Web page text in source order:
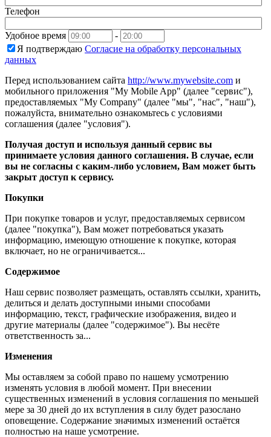
Телефон
Удобное время
-
Я подтверждаю Согласие на обработку персональных
данных
Перед использованием сайта http://www.mywebsite.com и
мобильного приложения "My Mobile App" (далее "сервис"),
предоставляемых "My Company" (далее "мы", "нас", "наш"),
пожалуйста, внимательно ознакомьтесь с условиями
соглашения (далее "условия").
Получая доступ и используя данный сервис вы
принимаете условия данного соглашения. В случае, если
вы не согласны с каким-либо условием, Вам может быть
закрыт доступ к сервису.
Покупки
При покупке товаров и услуг, предоставляемых сервисом
(далее "покупка"), Вам может потребоваться указать
информацию, имеющую отношение к покупке, которая
включает, но не ограничивается...
Содержимое
Наш сервис позволяет размещать, оставлять ссылки, хранить,
делиться и делать доступными иными способами
информацию, текст, графические изображения, видео и
другие материалы (далее "содержимое"). Вы несёте
ответственность за...
Изменения
Мы оставляем за собой право по нашему усмотрению
изменять условия в любой момент. При внесении
существенных изменений в условия соглашения по меньшей
мере за 30 дней до их вступления в силу будет разослано
оповещение. Содержание значимых изменений остаётся
полностью на наше усмотрение.